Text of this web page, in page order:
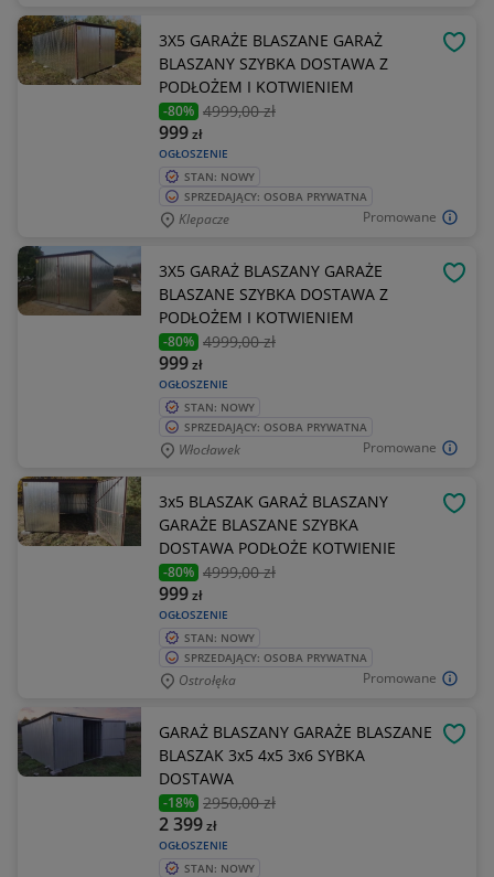
Promowane
3X5 GARAŻE BLASZANE GARAŻ
BLASZANY SZYBKA DOSTAWA Z
PODŁOŻEM I KOTWIENIEM
-80% 4999,00 zł
OGŁOSZENIE
999zł
STAN: NOWY
SPRZEDAJĄCY: OSOBA PRYWATNA
Klepacze
Promowane
3X5 GARAŻ BLASZANY GARAŻE
BLASZANE SZYBKA DOSTAWA Z
PODŁOŻEM I KOTWIENIEM
-80% 4999,00 zł
OGŁOSZENIE
999zł
STAN: NOWY
SPRZEDAJĄCY: OSOBA PRYWATNA
Włocławek
Promowane
3x5 BLASZAK GARAŻ BLASZANY
GARAŻE BLASZANE SZYBKA
DOSTAWA PODŁOŻE KOTWIENIE
-80% 4999,00 zł
OGŁOSZENIE
999zł
STAN: NOWY
SPRZEDAJĄCY: OSOBA PRYWATNA
Ostrołęka
GARAŻ BLASZANY GARAŻE BLASZANE
BLASZAK 3x5 4x5 3x6 SYBKA
DOSTAWA
-18% 2950,00 zł
OGŁOSZENIE
2 399zł
STAN: NOWY